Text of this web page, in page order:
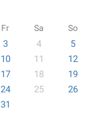
Fr Sa So
3 4
5
10 11
12
17 18
19
24 25
26
31